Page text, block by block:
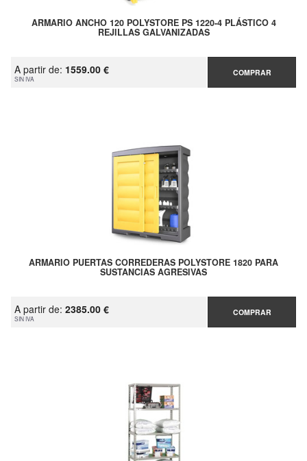
ARMARIO ANCHO 120 POLYSTORE PS 1220-4 PLÁSTICO 4
REJILLAS GALVANIZADAS
A partir de: 1559.00 €
SIN IVA
COMPRAR
ARMARIO PUERTAS CORREDERAS POLYSTORE 1820 PARA
SUSTANCIAS AGRESIVAS
A partir de: 2385.00 €
SIN IVA
COMPRAR